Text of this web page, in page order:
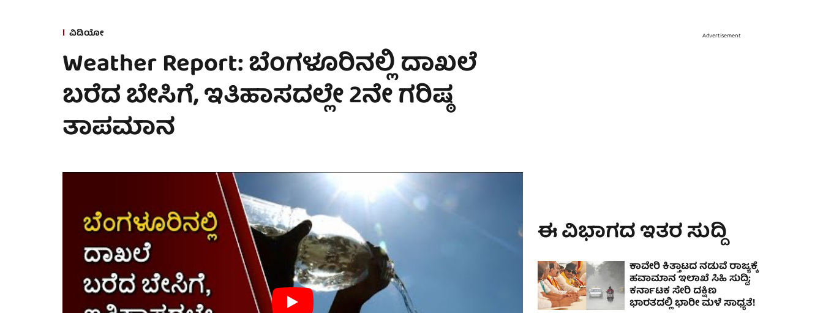
ವಿಡಿಯೋ
Weather Report: ಬೆಂಗಳೂರಿನಲ್ಲಿ ದಾಖಲೆ
ಬರೆದ ಬೇಸಿಗೆ, ಇತಿಹಾಸದಲ್ಲೇ 2ನೇ ಗರಿಷ್ಠ
ತಾಪಮಾನ
Advertisement
ಈ ವಿಭಾಗದ ಇತರ ಸುದ್ದಿ
ಕಾವೇರಿ ಕಿತ್ತಾಟದ ನಡುವೆ ರಾಜ್ಯಕ್ಕೆ
ಹವಾಮಾನ ಇಲಾಖೆ ಸಿಹಿ ಸುದ್ದಿ;
ಕರ್ನಾಟಕ ಸೇರಿ ದಕ್ಷಿಣ
ಭಾರತದಲ್ಲಿ ಭಾರೀ ಮಳೆ ಸಾಧ್ಯತೆ!